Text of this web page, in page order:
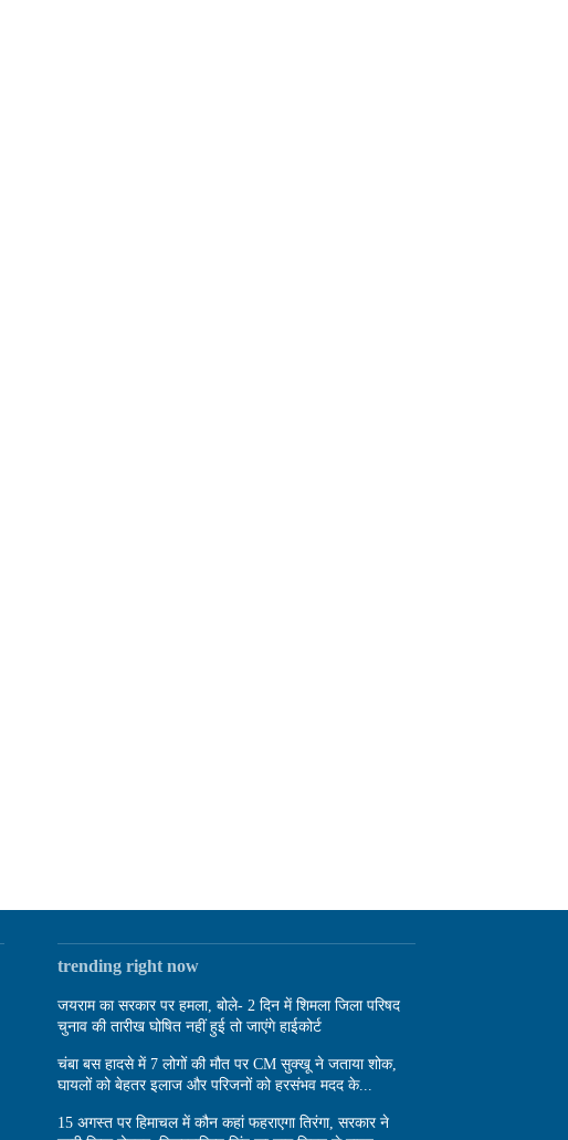
trending right now
जयराम का सरकार पर हमला, बोले- 2 दिन में शिमला जिला परिषद
चुनाव की तारीख घोषित नहीं हुई तो जाएंगे हाईकोर्ट
चंबा बस हादसे में 7 लोगों की मौत पर CM सुक्खू ने जताया शोक,
घायलों को बेहतर इलाज और परिजनों को हरसंभव मदद के...
15 अगस्त पर हिमाचल में कौन कहां फहराएगा तिरंगा, सरकार ने